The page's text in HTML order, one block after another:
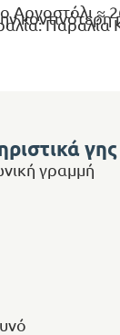
Αργοστόλι ≈
κοντινότερη
Παραλία
γης
γραμμή